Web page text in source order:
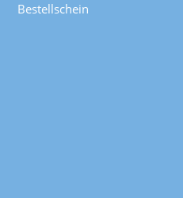
Bestellschein